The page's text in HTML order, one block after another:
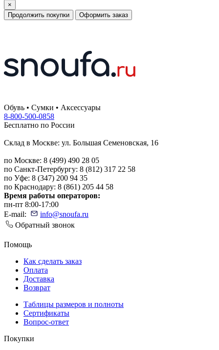
×
Продолжить покупки
Оформить заказ
Обувь • Сумки • Аксессуары
8-800-500-0858
Бесплатно по России
Склад в Москве: ул. Большая Семеновская, 16
по Москве: 8 (499) 490 28 05
по Санкт-Петербургу: 8 (812) 317 22 58
по Уфе: 8 (347) 200 94 35
по Краснодару: 8 (861) 205 44 58
Время работы операторов:
пн-пт 8:00-17:00
E-mail:
info@snoufa.ru
Обратный звонок
Помощь
Как сделать заказ
Оплата
Доставка
Возврат
Таблицы размеров и полноты
Сертификаты
Вопрос-ответ
Покупки